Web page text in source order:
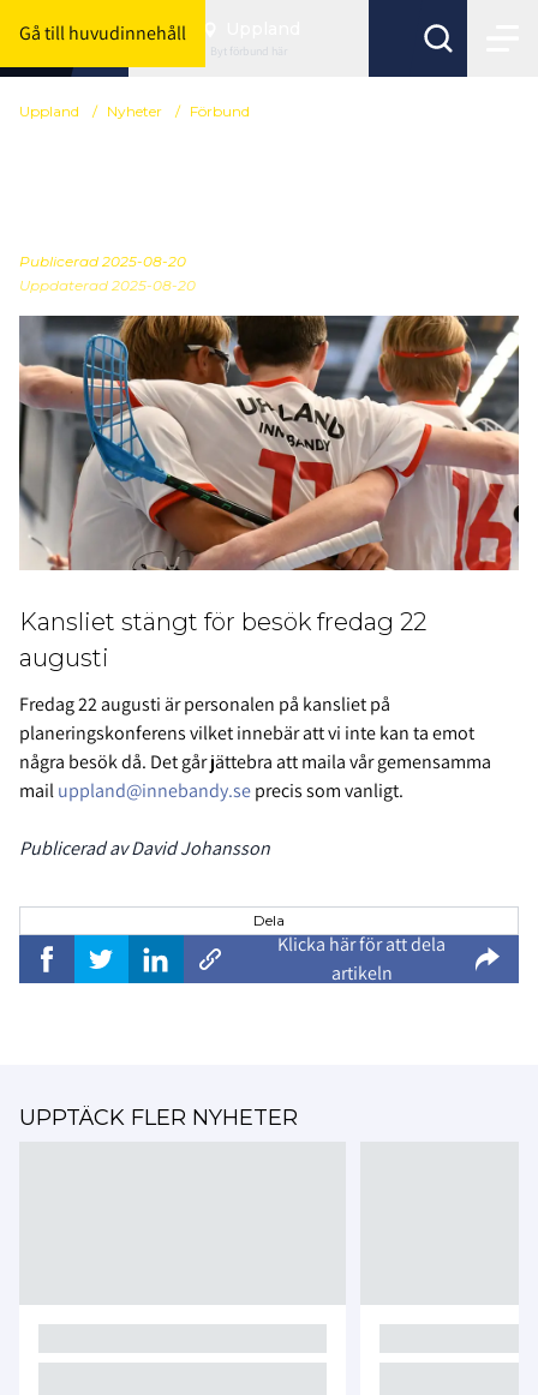
Gå till huvudinnehåll
Byt förbund här
Uppland / Nyheter / Förbund
Publicerad 2025-08-20
Uppdaterad 2025-08-20
Kansliet stängt för besök fredag 22
augusti
Fredag 22 augusti är personalen på kansliet på
planeringskonferens vilket innebär att vi inte kan ta emot
några besök då. Det går jättebra att maila vår gemensamma
mailuppland@innebandy.seprecis som vanligt.
Publicerad av David Johansson
Dela
Klicka här för att dela
artikeln
UPPTÄCK FLER NYHETER